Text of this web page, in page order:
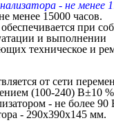
- не менее
менее 15000 часов.
при
и выполнении
техническое и
от сети
(100-240) В±10
- не более
- 290х390х145 мм.